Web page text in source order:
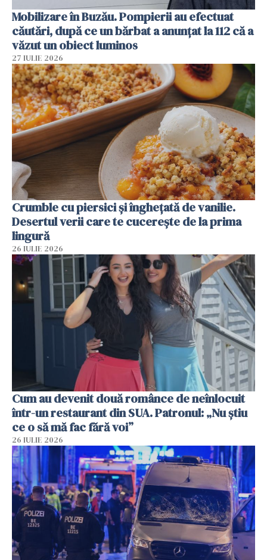
Mobilizare în Buzău. Pompierii au efectuat
căutări, după ce un bărbat a anunțat la 112 că a
văzut un obiect luminos
27 IULIE 2026
Crumble cu piersici și înghețată de vanilie.
Desertul verii care te cucerește de la prima
lingură
26 IULIE 2026
Cum au devenit două românce de neînlocuit
într-un restaurant din SUA. Patronul: „Nu știu
ce o să mă fac fără voi”
26 IULIE 2026